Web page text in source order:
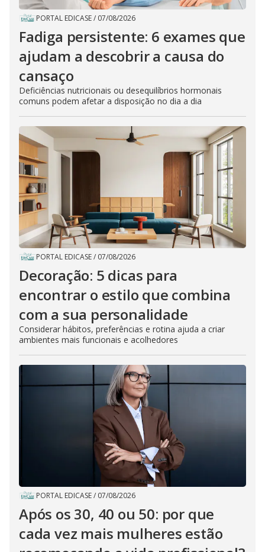
PORTAL EDICASE/ 07/08/2026
Fadiga persistente: 6 exames que
ajudam a descobrir a causa do
cansaço
Deficiências nutricionais ou desequilíbrios hormonais
comuns podem afetar a disposição no dia a dia
PORTAL EDICASE/ 07/08/2026
Decoração: 5 dicas para
encontrar o estilo que combina
com a sua personalidade
Considerar hábitos, preferências e rotina ajuda a criar
ambientes mais funcionais e acolhedores
PORTAL EDICASE/ 07/08/2026
Após os 30, 40 ou 50: por que
cada vez mais mulheres estão